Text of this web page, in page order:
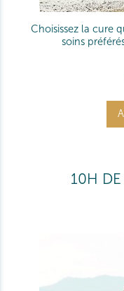
Choisissez la cure
soins
10H